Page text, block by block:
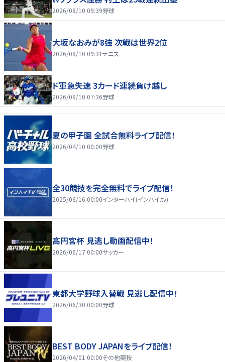
2026/08/10 09:39野球
大坂なおみが8強 次戦は世界2位
2026/08/10 09:31テニス
ド軍急失速 3カード連続負け越し
2026/08/10 07:36野球
夏の甲子園 全試合無料ライブ配信！
2026/04/10 00:00野球
全30競技を完全無料でライブ配信！
2025/06/16 00:00インターハイ(インハイ.tv)
高円宮杯 見逃し動画配信中！
2026/06/17 00:00サッカー
東都大学野球入替戦 見逃し配信中！
2026/06/30 00:00野球
BEST BODY JAPANをライブ配信！
2026/04/01 00:00その他競技